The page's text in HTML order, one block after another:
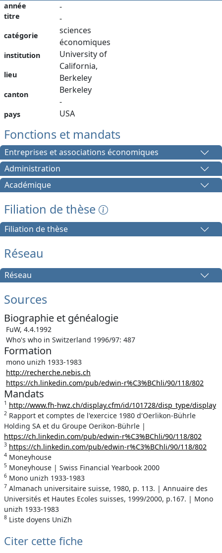
année
titre
catégorie
institution
lieu
canton
pays
-
-
sciences
économiques
University of
California,
Berkeley
Berkeley
-
USA
Fonctions et mandats
Entreprises et associations économiques
Administration
Académique
Filiation de thèse
Filiation de thèse
Réseau
Réseau
Sources
Biographie et généalogie
FuW, 4.4.1992
Who's who in Switzerland 1996/97: 487
Formation
mono unizh 1933-1983
http://recherche.nebis.ch
https://ch.linkedin.com/pub/edwin-r%C3%BChli/90/118/802
Mandats
1 http://www.fh-hwz.ch/display.cfm/id/101728/disp_type/display
2 Rapport et comptes de l'exercice 1980 d'Oerlikon-Bührle
Holding SA et du Groupe Oerikon-Bührle |
https://ch.linkedin.com/pub/edwin-r%C3%BChli/90/118/802
3 https://ch.linkedin.com/pub/edwin-r%C3%BChli/90/118/802
4 Moneyhouse
5 Moneyhouse | Swiss Financial Yearbook 2000
6 Mono unizh 1933-1983
7 Almanach universitaire suisse, 1980, p. 113. | Annuaire des
Universités et Hautes Ecoles suisses, 1999/2000, p.167. | Mono
unizh 1933-1983
8 Liste doyens UniZh
Citer cette fiche